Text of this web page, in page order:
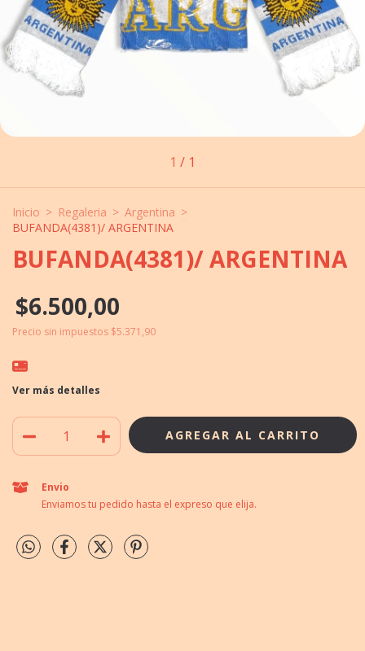
1 / 1
Inicio > Regaleria > Argentina >
BUFANDA(4381)/ ARGENTINA
BUFANDA(4381)/ ARGENTINA
$6.500,00
Precio sin impuestos $5.371,90
Ver más detalles
Envio
Enviamos tu pedido hasta el expreso que elija.